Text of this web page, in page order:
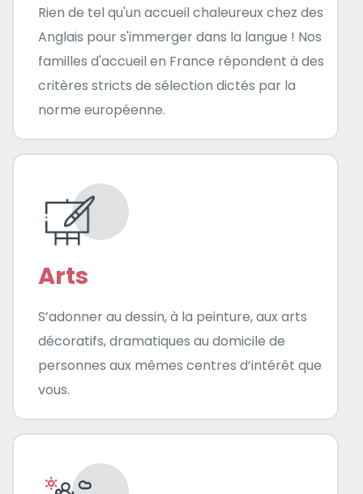
Rien de tel qu'un accueil chaleureux chez des
Anglais pour s'immerger dans la langue ! Nos
familles d'accueil en France répondent à des
critères stricts de sélection dictés par la
norme européenne.
Arts
S’adonner au dessin, à la peinture, aux arts
décoratifs, dramatiques au domicile de
personnes aux mêmes centres d’intérêt que
vous.